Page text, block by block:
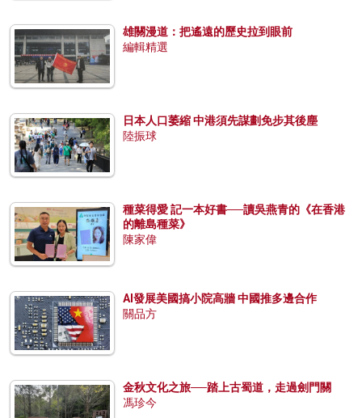
雄關漫道：把遙遠的歷史拉到眼前
編輯精選
日本人口萎縮 中港須先謀劃免步其後塵
陸振球
種菜得愛 記一本好書──讀吳燕青的《在香港
的離島種菜》
陳家偉
AI發展美國搞小院高牆 中國推多邊合作
關品方
金秋文化之旅──踏上古蜀道，走過劍門關
馮珍今